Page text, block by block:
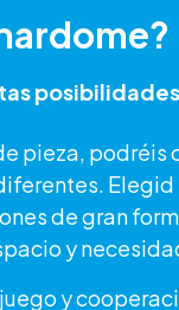
posibilidades
pieza, podréis
Elegid
de gran
y
y